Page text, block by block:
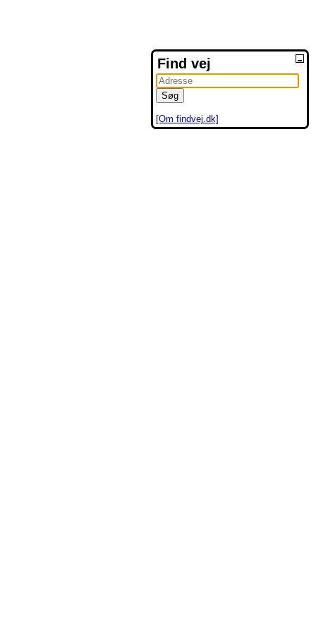
Find vej
[Om findvej.dk]